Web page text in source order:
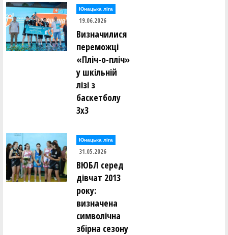
Юнацька ліга
19.06.2026
Визначилися
переможці
«Пліч-о-пліч»
у шкільній
лізі з
баскетболу
3х3
Юнацька ліга
31.05.2026
ВЮБЛ серед
дівчат 2013
року:
визначена
символічна
збірна сезону